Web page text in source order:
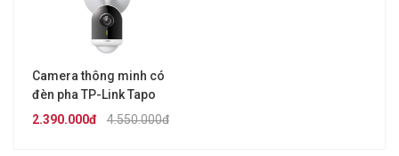
Camera thông minh có
đèn pha TP-Link Tapo
C720
4.550.000đ
2.390.000đ